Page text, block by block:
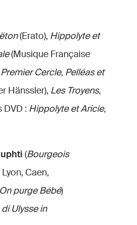
(Erato), Hippolyte et
(Musique Française
Cercle, Pelléas et
Hänssler), Les Troyens,
DVD : Hippolyte et Aricie,
(Bourgeois
Caen,
purge Bébé)
Ulysse in